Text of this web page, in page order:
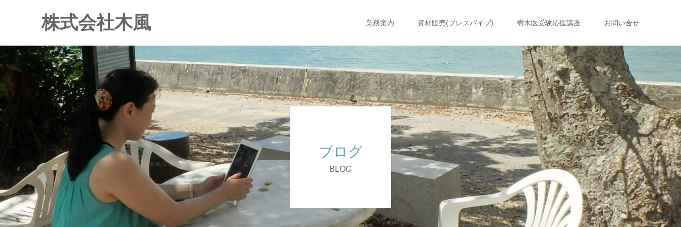
株式会社木風 業務案内 資材販売(ブレスパイプ) 樹木医受験応援講座 お問い合せ
ブログ
BLOG